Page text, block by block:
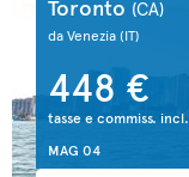
Toronto (CA)
da Venezia(IT)
448 €
tasse e commiss. incl.
MAG 04